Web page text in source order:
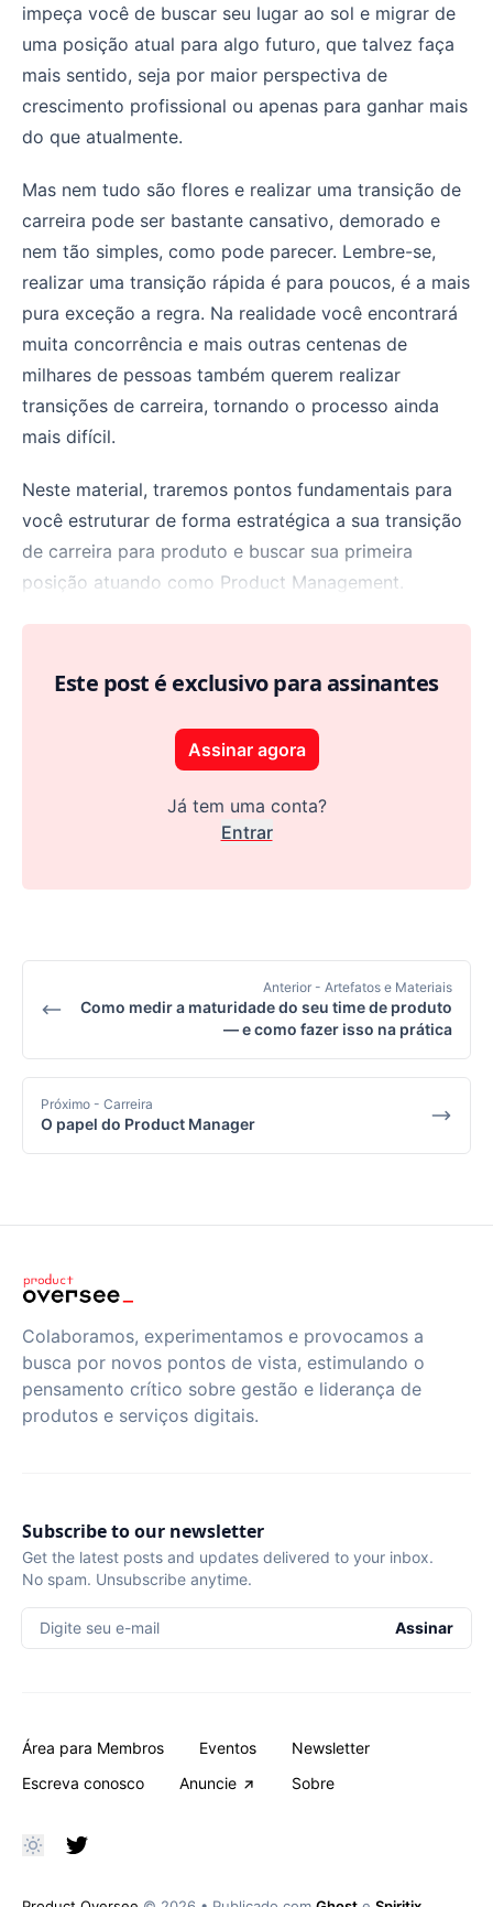
impeça você de buscar seu lugar ao sol e migrar de
uma posição atual para algo futuro, que talvez faça
mais sentido, seja por maior perspectiva de
crescimento profissional ou apenas para ganhar mais
do que atualmente.
Mas nem tudo são flores e realizar uma transição de
carreira pode ser bastante cansativo, demorado e
nem tão simples, como pode parecer. Lembre-se,
realizar uma transição rápida é para poucos, é a mais
pura exceção a regra. Na realidade você encontrará
muita concorrência e mais outras centenas de
milhares de pessoas também querem realizar
transições de carreira, tornando o processo ainda
mais difícil.
Neste material, traremos pontos fundamentais para
você estruturar de forma estratégica a sua transição
de carreira para produto e buscar sua primeira
posição atuando como Product Management.
Este post é exclusivo para assinantes
Assinar agora
Já tem uma conta?
Entrar
Anterior - Artefatos e Materiais
Como medir a maturidade do seu time de produto
— e como fazer isso na prática
Próximo - Carreira
O papel do Product Manager
Colaboramos, experimentamos e provocamos a
busca por novos pontos de vista, estimulando o
pensamento crítico sobre gestão e liderança de
produtos e serviços digitais.
Subscribe to our newsletter
Get the latest posts and updates delivered to your inbox.
No spam. Unsubscribe anytime.
Digite seu e-mail Assinar
Área para Membros Eventos
Newsletter
Escreva conosco
Anuncie Sobre